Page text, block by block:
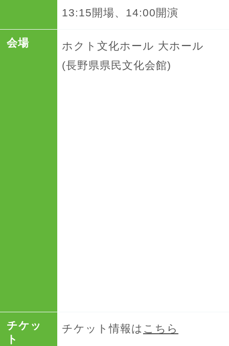
13:15開場、14:00開演
会場
ホクト文化ホール 大ホール
(長野県県民文化会館)
チケッ
ト
チケット情報は こちら